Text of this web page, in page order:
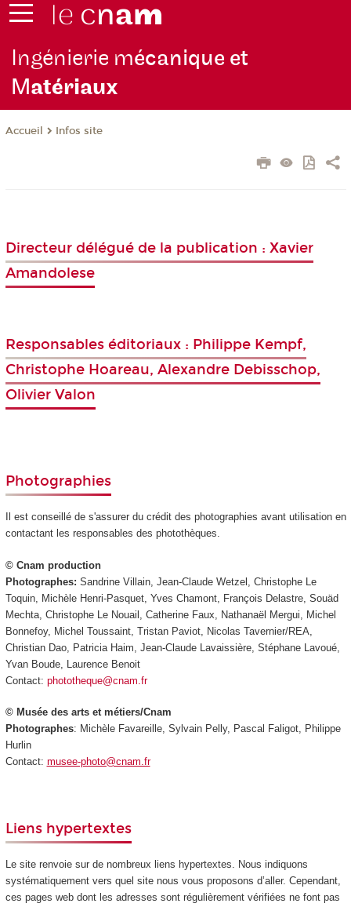
Ingénierie mécanique et
Matériaux
Accueil Infos site
Directeur délégué de la publication : Xavier
Amandolese
Responsables éditoriaux : Philippe Kempf,
Christophe Hoareau, Alexandre Debisschop,
Olivier Valon
Photographies
Il est conseillé de s'assurer du crédit des photographies avant utilisation en
contactant les responsables des photothèques.
© Cnam production
Photographes: Sandrine Villain, Jean-Claude Wetzel, Christophe Le
Toquin, Michèle Henri-Pasquet, Yves Chamont, François Delastre, Souäd
Mechta, Christophe Le Nouail, Catherine Faux, Nathanaël Mergui, Michel
Bonnefoy, Michel Toussaint, Tristan Paviot, Nicolas Tavernier/REA,
Christian Dao, Patricia Haim, Jean-Claude Lavaissière, Stéphane Lavoué,
Yvan Boude, Laurence Benoit
Contact: phototheque@cnam.fr
© Musée des arts et métiers/Cnam
Photographes: Michèle Favareille, Sylvain Pelly, Pascal Faligot, Philippe
Hurlin
Contact: musee-photo@cnam.fr
Liens hypertextes
Le site renvoie sur de nombreux liens hypertextes. Nous indiquons
systématiquement vers quel site nous vous proposons d’aller. Cependant,
ces pages web dont les adresses sont régulièrement vérifiées ne font pas